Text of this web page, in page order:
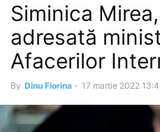
Siminica
adresată
Afacerilor
By Dinu Florina - 17 martie 2022